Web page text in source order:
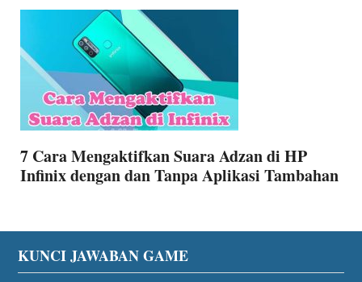
7 Cara Mengaktifkan Suara Adzan di HP
Infinix dengan dan Tanpa Aplikasi Tambahan
Footer
KUNCI JAWABAN GAME